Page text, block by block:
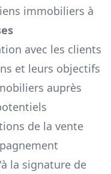
immobiliers à
avec les clients
et leurs objectifs
auprès
de la vente
la signature de